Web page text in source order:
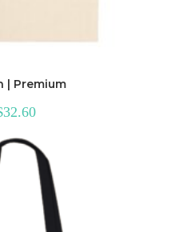
| Premium
32.60